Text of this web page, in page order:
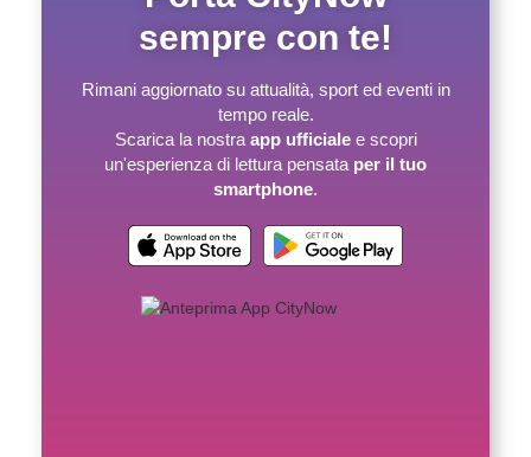
sempre con te!
Rimani aggiornato su attualità, sport ed eventi in
tempo reale.
Scarica la nostra app ufficialee scopri
un'esperienza di lettura pensata per il tuo
smartphone.